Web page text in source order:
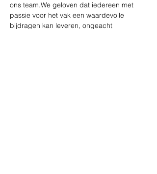
ons team.We geloven dat iedereen met
passie voor het vak een waardevolle
bijdragen kan leveren, ongeacht